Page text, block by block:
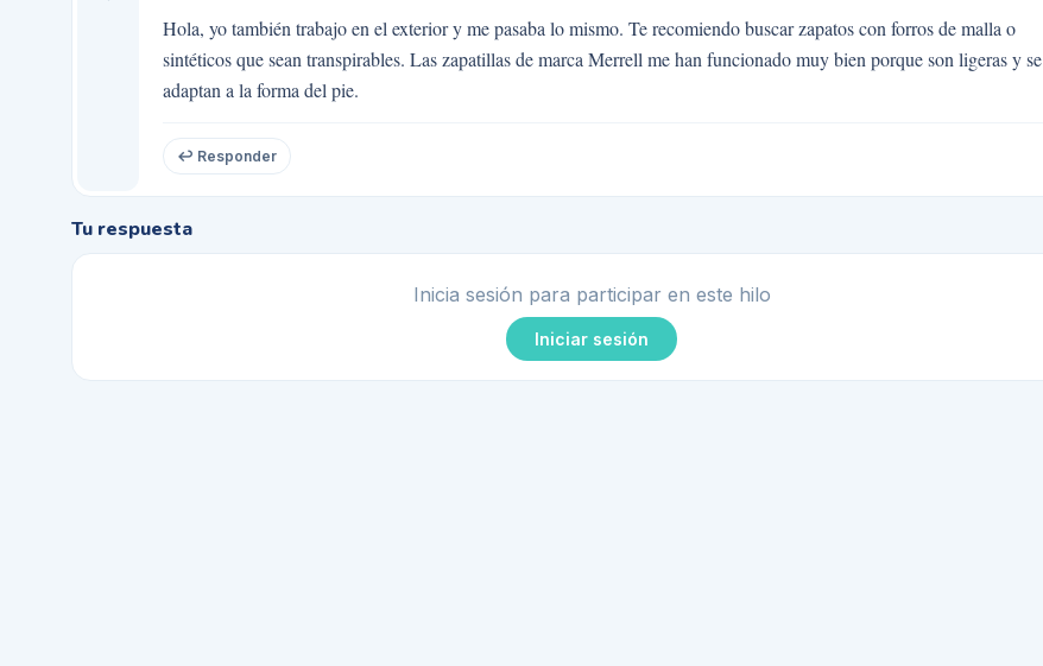
Hola, yo también trabajo en el exterior y me pasaba lo mismo. Te recomiendo buscar zapatos con forros de malla o
sintéticos que sean transpirables. Las zapatillas de marca Merrell me han funcionado muy bien porque son ligeras y se
adaptan a la forma del pie.
↩ Responder
Tu respuesta
Inicia sesión para participar en este hilo
Iniciar sesión